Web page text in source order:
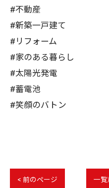
#不動産
#新築一戸建て
#リフォーム
#家のある暮らし
#太陽光発電
#蓄電池
#笑顔のバトン
< 前のページ 一覧